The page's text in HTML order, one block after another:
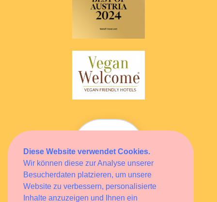
Diese Website verwendet Cookies.
Wir können diese zur Analyse unserer
Besucherdaten platzieren, um unsere
Website zu verbessern, personalisierte
Inhalte anzuzeigen und Ihnen ein
WellnessHeaven
HOTEL
MITGLIED